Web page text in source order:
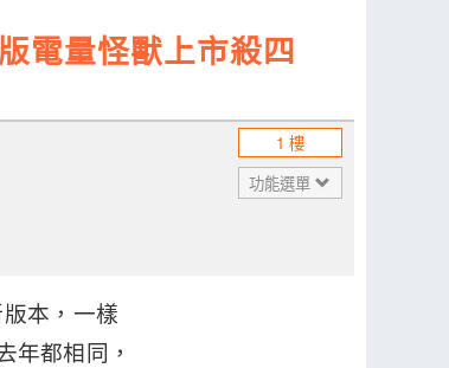
電量怪獸上市殺四
1 樓
功能選單
本，一樣
年都相同，